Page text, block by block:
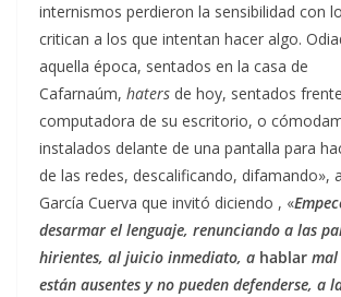
internismos perdieron la sensibilidad con
critican a los que intentan hacer algo.
aquella época, sentados en la casa de
Cafarnaúm, haters de hoy, sentados
computadora de su escritorio, o
instalados delante de una pantalla para
de las redes, descalificando, difamando»,
García Cuerva que invitó diciendo , «
desarmar el lenguaje, renunciando a las
hirientes, al juicio inmediato, a hablar mal
están ausentes y no pueden defenderse, a